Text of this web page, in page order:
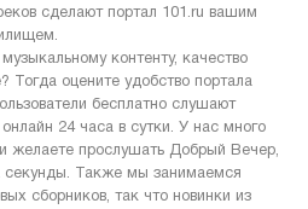
сделают портал 101.ru вашим
контенту, качество
Тогда оцените удобство портала
бесплатно слушают
24 часа в сутки. У нас много
желаете прослушать Добрый Вечер,
секунды. Также мы занимаемся
сборников, так что новинки из